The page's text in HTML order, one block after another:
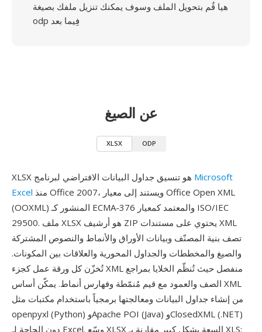
هيا قُم بتحويل الملف وسوف يمكنك تنزيل ملفك بصيغة
odp فِيما بعد
عن الصيغ
XLSX ODP
Microsoft
Excel
(OOXML) المنشور كـ ECMA-376 والمعتمد كمعيار ISO/IEC
29500. ملف XLSX هو أرشيف ZIP يحتوي على مستندات XML
تصف بنية المصنّف وبيانات الأوراق والأنماط والنصوص المشتركة
والصيغ والمخططات والجداول المحورية والعلاقات بين المكونات.
تُخزّن كل ورقة عمل كجزء XML منفصل حيث تُنظّم الخلايا بمراجع
الصف والعمود مع قيم مُنمّطة وفهارس أنماط. يمكّن أساس XML
من إنشاء جداول البيانات ومعالجتها برمجياً باستخدام مكتبات مثل
openpyxl (Python) وApache POI (Java) وClosedXML (.NET)
دون الحاجة لـ Excel. وسّع XLSX السعة بشكل كبير مقارنة بـ XLS: